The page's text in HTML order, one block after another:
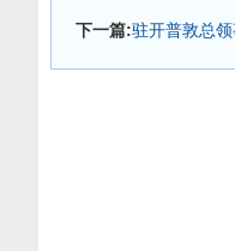
下一篇:驻开普敦总